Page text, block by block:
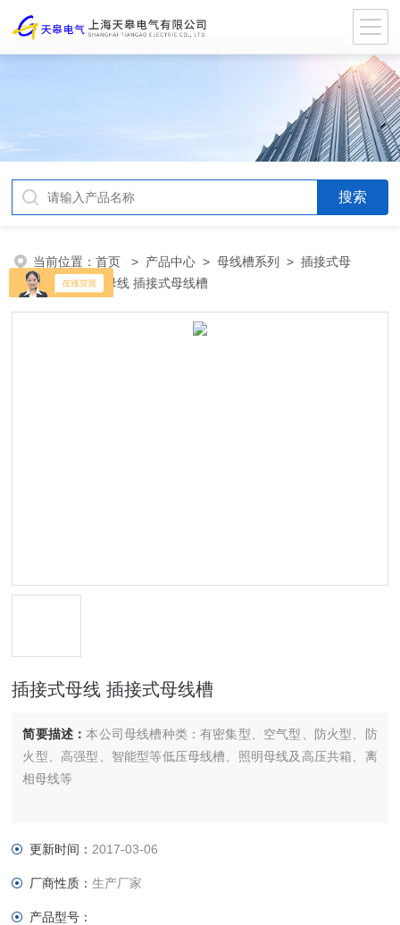
当前位置：首页 > 产品中心 >母线槽系列 >插接式母
线
> 插接式母线 插接式母线槽
插接式母线 插接式母线槽
简要描述：本公司母线槽种类：有密集型、空气型、防火型、防
火型、高强型、智能型等低压母线槽、照明母线及高压共箱、离
相母线等
更新时间： 2017-03-06
厂商性质：生产厂家
产品型号：